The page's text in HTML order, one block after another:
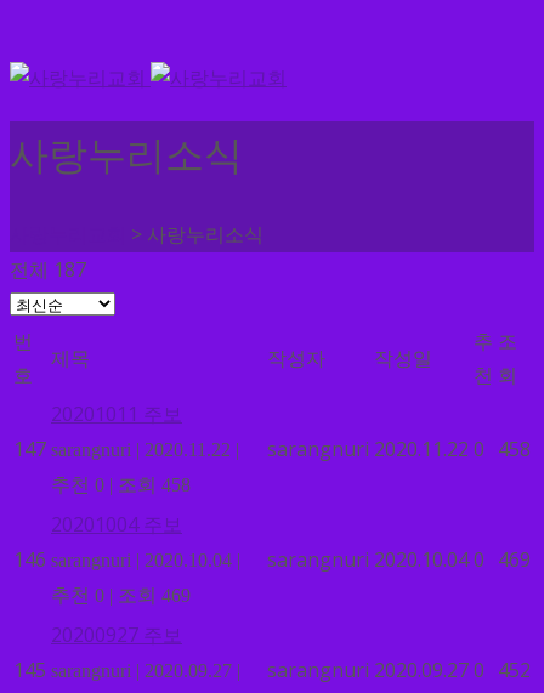
사랑누리소식
> 사랑누리소식
전체 187
번
호
제목 작성자 작성일
추
천
조
회
147
20201011 주보
sarangnuri | 2020.11.22 |
추천 0 | 조회 458
sarangnuri 2020.11.22 0 458
146
20201004 주보
sarangnuri | 2020.10.04 |
추천 0 | 조회 469
sarangnuri 2020.10.040 469
145
20200927 주보
sarangnuri | 2020.09.27 |
sarangnuri 2020.09.270 452